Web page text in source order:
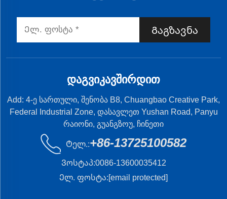
Გაგზავნა
ᲓᲐᲒᲕᲘᲙᲐᲕᲨᲘᲠᲓᲘᲗ
Add: 4-ე სართული, შენობა B8, Chuangbao Creative Park,
Federal Industrial Zone, დასავლეთ Yushan Road, Panyu
რაიონი, გუანგზოუ, ჩინეთი
Ტელ.:+86-13725100582
Ვოსტაპ:0086-13600035412
Ელ. ფოსტა:[email protected]